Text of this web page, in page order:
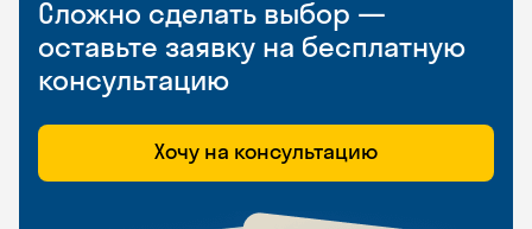
Сложно сделать выбор —
оставьте заявку на бесплатную
консультацию
Хочу на консультацию